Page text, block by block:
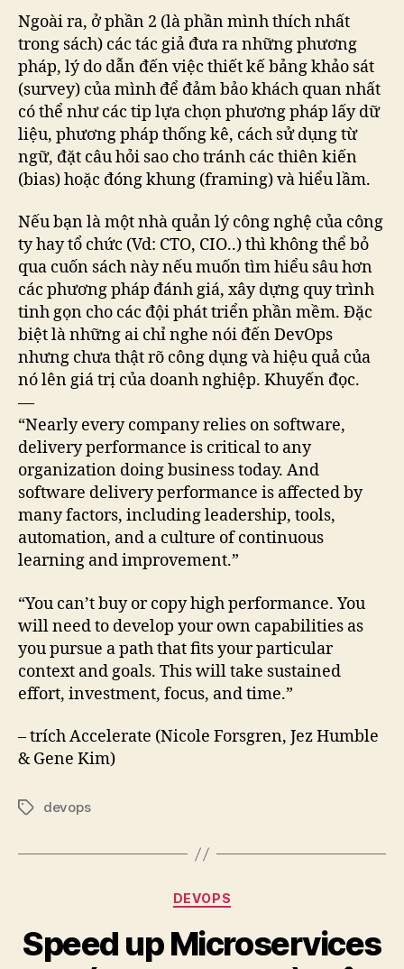
Ngoài ra, ở phần 2 (là phần mình thích nhất
trong sách) các tác giả đưa ra những phương
pháp, lý do dẫn đến việc thiết kế bảng khảo sát
(survey) của mình để đảm bảo khách quan nhất
có thể như các tip lựa chọn phương pháp lấy dữ
liệu, phương pháp thống kê, cách sử dụng từ
ngữ, đặt câu hỏi sao cho tránh các thiên kiến
(bias) hoặc đóng khung (framing) và hiểu lầm.
Nếu bạn là một nhà quản lý công nghệ của công
ty hay tổ chức (Vd: CTO, CIO..) thì không thể bỏ
qua cuốn sách này nếu muốn tìm hiểu sâu hơn
các phương pháp đánh giá, xây dựng quy trình
tinh gọn cho các đội phát triển phần mềm. Đặc
biệt là những ai chỉ nghe nói đến DevOps
nhưng chưa thật rõ công dụng và hiệu quả của
nó lên giá trị của doanh nghiệp. Khuyến đọc.
—
“Nearly every company relies on software,
delivery performance is critical to any
organization doing business today. And
software delivery performance is affected by
many factors, including leadership, tools,
automation, and a culture of continuous
learning and improvement.”
“You can’t buy or copy high performance. You
will need to develop your own capabilities as
you pursue a path that fits your particular
context and goals. This will take sustained
effort, investment, focus, and time.”
– trích Accelerate (Nicole Forsgren, Jez Humble
& Gene Kim)
Tagsdevops
Categories
DEVOPS
Speed up Microservices